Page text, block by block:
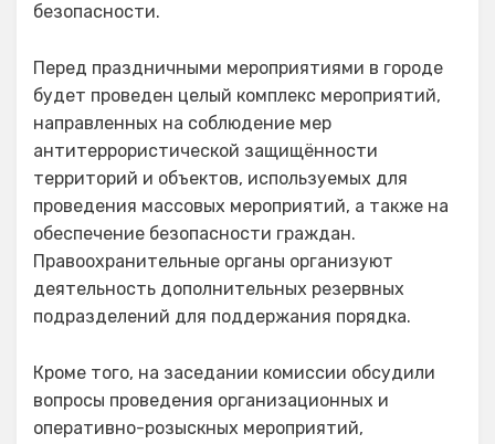
безопасности.
Перед праздничными мероприятиями в городе
будет проведен целый комплекс мероприятий,
направленных на соблюдение мер
антитеррористической защищённости
территорий и объектов, используемых для
проведения массовых мероприятий, а также на
обеспечение безопасности граждан.
Правоохранительные органы организуют
деятельность дополнительных резервных
подразделений для поддержания порядка.
Кроме того, на заседании комиссии обсудили
вопросы проведения организационных и
оперативно-розыскных мероприятий,